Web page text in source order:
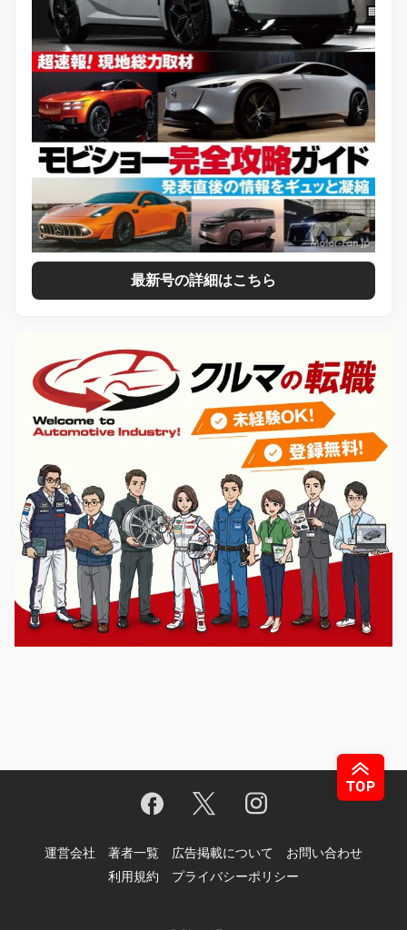
最新号の詳細はこちら
運営会社 著者一覧 広告掲載について
お問い合わせ
利用規約
プライバシーポリシー